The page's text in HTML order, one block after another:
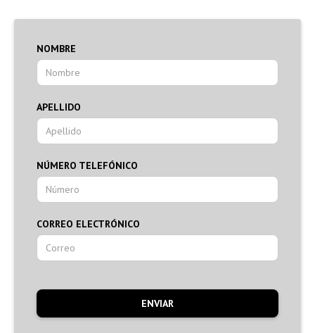
NOMBRE
APELLIDO
NÚMERO TELEFÓNICO
CORREO ELECTRÓNICO